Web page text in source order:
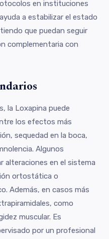
en instituciones
a estabilizar el estado
que puedan seguir
complementaria con
la Loxapina puede
los efectos más
sequedad en la boca,
Algunos
alteraciones en el sistema
ortostática o
Además, en casos más
como
muscular. Es
por un profesional